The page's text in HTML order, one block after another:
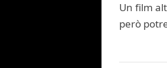
Un film
però